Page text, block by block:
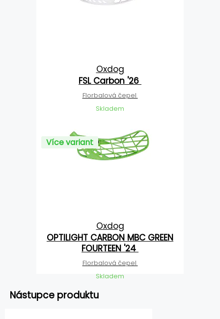
Oxdog
FSL Carbon '26
Florbalová čepel
Skladem
Více variant
Oxdog
OPTILIGHT CARBON MBC GREEN
FOURTEEN '24
Florbalová čepel
Skladem
Nástupce produktu